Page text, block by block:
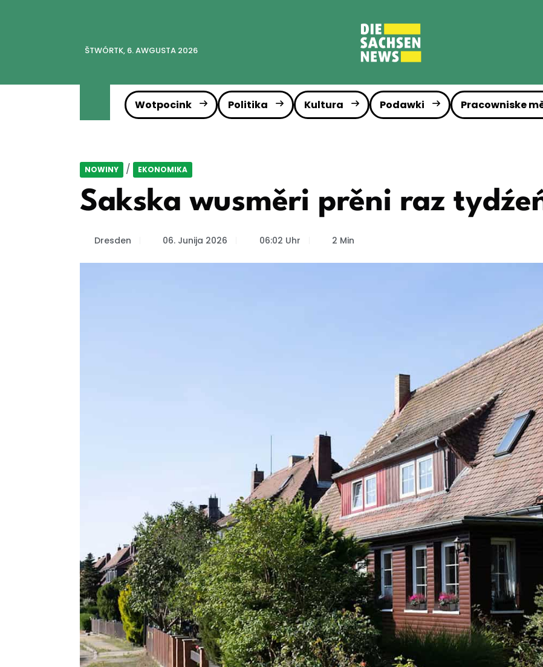
ŠTWÓRTK, 6. AWGUSTA 2026
Wotpocink Politika Kultura Podawki Pracowniske
NOWINY / EKONOMIKA
Sakska wusměri prěni raz
Dresden 06. Junija 2026 06:02 Uhr 2 Min